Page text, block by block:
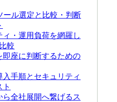
ール選定と比較・判断
ィ・運用負荷を網羅し
較
即座に判断するための
手順とセキュリティ
全社展開へ繋げるス